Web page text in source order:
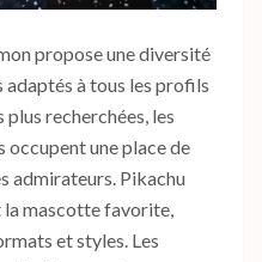
propose une diversité
à tous les profils
recherchées, les
occupent une place de
admirateurs. Pikachu
mascotte favorite,
et styles. Les